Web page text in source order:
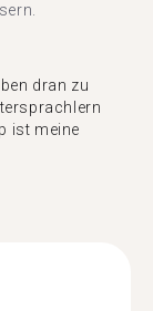
dran zu
ist meine